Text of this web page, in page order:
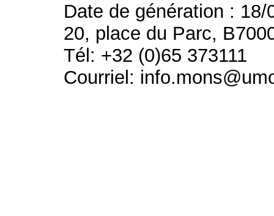
Date de génération : 18/
20, place du Parc,
Tél: +32 (0)65 373111
Courriel: